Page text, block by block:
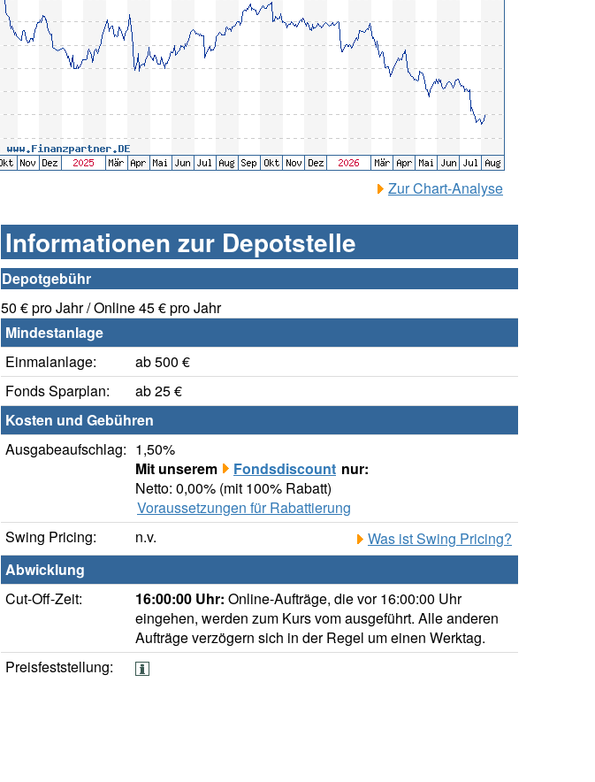
Zur Chart-Analyse
Informationen zur Depotstelle
Depotgebühr
50 € pro Jahr / Online 45 € pro Jahr
Mindestanlage
Einmalanlage:
ab 500 €
Fonds Sparplan:
ab 25 €
Kosten und Gebühren
Ausgabeaufschlag: 1,50%
Mit unserem
Fondsdiscount nur:
Netto: 0,00% (mit 100% Rabatt)
Voraussetzungen für Rabattierung
Swing Pricing:
n.v.
Was ist Swing Pricing?
Abwicklung
Cut-Off-Zeit:
16:00:00 Uhr: Online-Aufträge, die vor 16:00:00 Uhr
eingehen, werden zum Kurs vom ausgeführt. Alle anderen
Aufträge verzögern sich in der Regel um einen Werktag.
Preisfeststellung: